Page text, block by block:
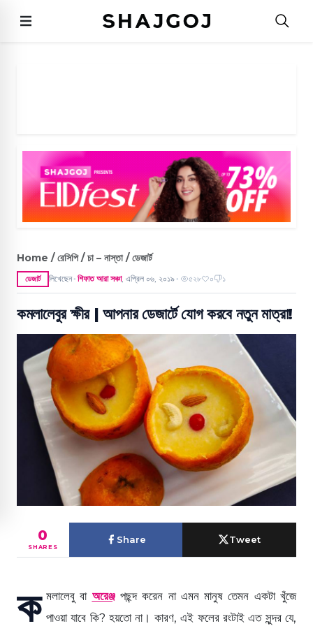
Home / রেসিপি / চা – নাস্তা / ডেজার্ট
ডেজার্ট লিখেছেন ● শিফাত আরা সঞ্চা, এপ্রিল ০৬, ২০১৯ ● ৫২৮ ০ ১
কমলালেবুর ক্ষীর | আপনার ডেজার্টে যোগ করবে নতুন মাত্রা!
0
SHARES
Share Tweet
ক মলালেবু বা অরেঞ্জপছন্দ করেন না এমন মানুষ তেমন একটা খুঁজে
পাওয়া যাবে কি? হয়তো না। কারণ, এই ফলের রংটাই এত সুন্দর যে,